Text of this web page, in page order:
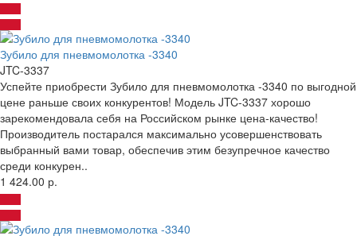
Зубило для пневмомолотка -3340
JTC-3337
Успейте приобрести Зубило для пневмомолотка -3340 по выгодной
цене раньше своих конкурентов! Модель JTC-3337 хорошо
зарекомендовала себя на Российском рынке цена-качество!
Производитель постарался максимально усовершенствовать
выбранный вами товар, обеспечив этим безупречное качество
среди конкурен..
1 424.00 р.